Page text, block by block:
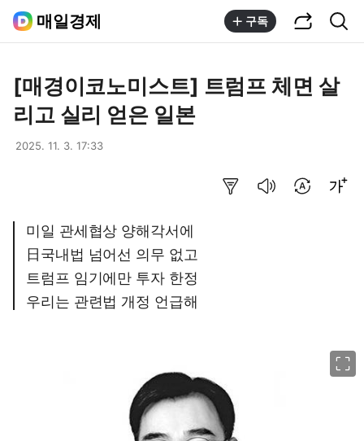
매일경제 구독
[매경이코노미스트] 트럼프 체면 살
리고 실리 얻은 일본
2025. 11. 3. 17:33
미일 관세협상 양해각서에
日국내법 넘어선 의무 없고
트럼프 임기에만 투자 한정
우리는 관련법 개정 언급해